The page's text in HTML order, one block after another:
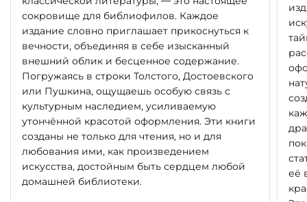
сокровище для библиофилов. Каждое
издание словно приглашает прикоснуться к
вечности, объединяя в себе изысканный
внешний облик и бесценное содержание.
Погружаясь в строки Толстого, Достоевского
или Пушкина, ощущаешь особую связь с
культурным наследием, усиливаемую
утончённой красотой оформления. Эти книги
созданы не только для чтения, но и для
любования ими, как произведением
искусства, достойным быть сердцем любой
домашней библиотеки.
её